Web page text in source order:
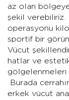
az olan
şekil verebiliriz.
operasyonu
sportif bir
Vücut
hatlar ve
gölgelenmeleri
Burada
erkek vücut